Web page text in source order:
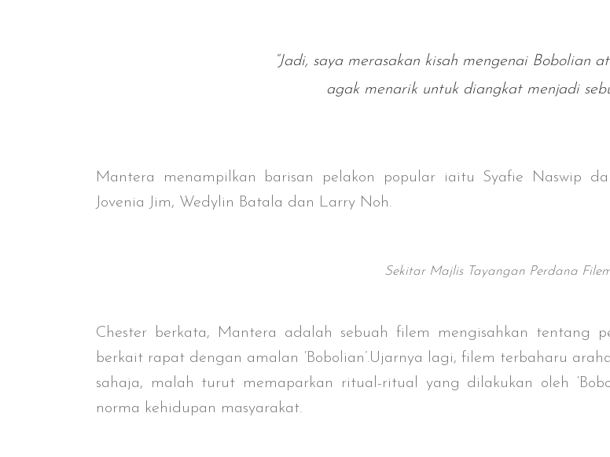
“Jadi, saya merasakan kisah mengenai Bobolian
agak menarik untuk diangkat menjadi
Mantera menampilkan barisan pelakon popular iaitu Syafie Naswip
Jovenia Jim, Wedylin Batala dan Larry Noh.
Sekitar Majlis Tayangan Perdana
Chester berkata, Mantera adalah sebuah filem mengisahkan tentang
berkait rapat dengan amalan ‘Bobolian’.Ujarnya lagi, filem terbaharu
sahaja, malah turut memaparkan ritual-ritual yang dilakukan oleh
norma kehidupan masyarakat.